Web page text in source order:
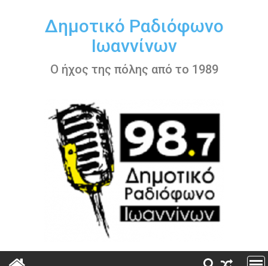
περιεχόμενοΔημοτικό Ραδιόφωνο
Ιωαννίνων
Ο ήχος της πόλης από το 1989